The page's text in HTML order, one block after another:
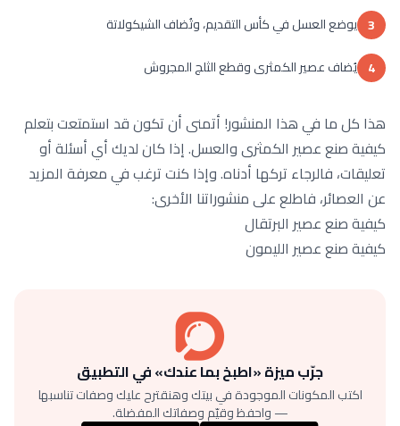
3 يوضع العسل في كأس التقديم، وتُضاف الشيكولاتة
4 يُضاف عصير الكمثرى وقطع الثلج المجروش
هذا كل ما في هذا المنشور! أتمنى أن تكون قد استمتعت بتعلم
كيفية صنع عصير الكمثرى والعسل. إذا كان لديك أي أسئلة أو
تعليقات، فالرجاء تركها أدناه. وإذا كنت ترغب في معرفة المزيد
عن العصائر، فاطلع على منشوراتنا الأخرى:
كيفية صنع عصير البرتقال
كيفية صنع عصير الليمون
جرّب ميزة «اطبخ بما عندك» في التطبيق
اكتب المكونات الموجودة في بيتك وهنقترح عليك وصفات تناسبها
— واحفظ وقيّم وصفاتك المفضلة.